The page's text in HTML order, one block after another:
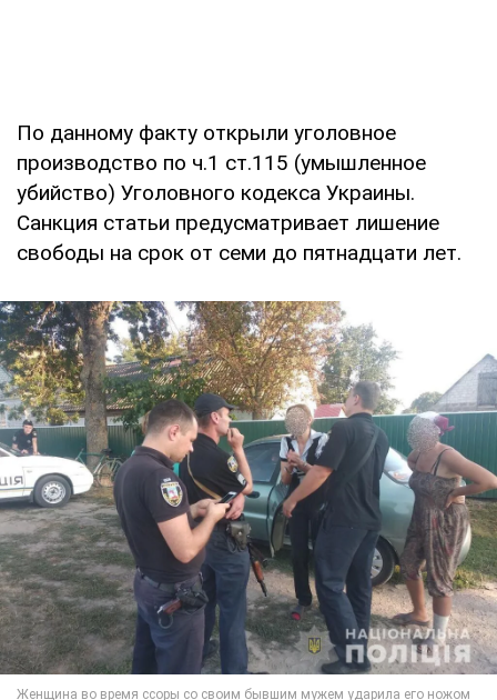
По данному факту открыли уголовное
производство по ч.1 ст.115 (умышленное
убийство) Уголовного кодекса Украины.
Санкция статьи предусматривает лишение
свободы на срок от семи до пятнадцати лет.